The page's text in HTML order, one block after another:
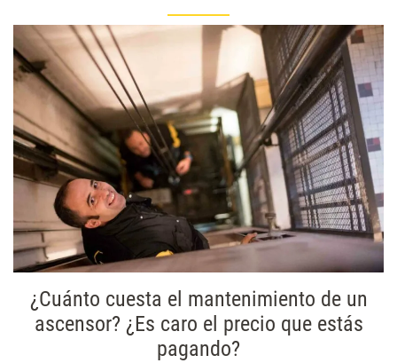
¿Cuánto cuesta el mantenimiento de un
ascensor? ¿Es caro el precio que estás
pagando?